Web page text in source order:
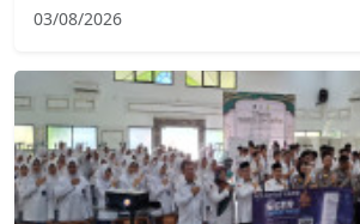
03/08/2026